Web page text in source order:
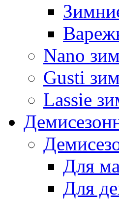
Nano
Gusti
Lassie
Для
Для